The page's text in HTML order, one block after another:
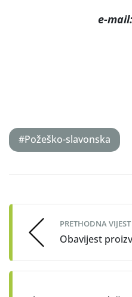
e-mail:
#Požeško-slavonska
navigation
PRETHODNA VIJEST
Obavijest